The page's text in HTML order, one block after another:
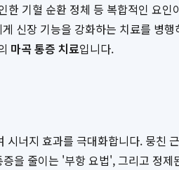
기혈 순환 정체 등 복합적인 요인
신장 기능을 강화하는 치료를 병
마곡 통증 치료입니다.
너지 효과를 극대화합니다. 뭉친
을 줄이는 '부항 요법', 그리고 정제